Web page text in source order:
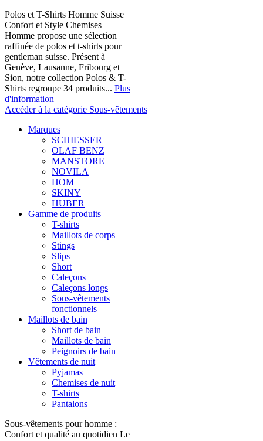
Polos et T-Shirts Homme Suisse |
Confort et Style Chemises
Homme propose une sélection
raffinée de polos et t-shirts pour
gentleman suisse. Présent à
Genève, Lausanne, Fribourg et
Sion, notre collection Polos & T-
Shirts regroupe 34 produits... Plus
d'information
Accéder à la catégorie Sous-vêtements
Marques
SCHIESSER
OLAF BENZ
MANSTORE
NOVILA
HOM
SKINY
HUBER
Gamme de produits
T-shirts
Maillots de corps
Stings
Slips
Short
Caleçons
Caleçons longs
Sous-vêtements
fonctionnels
Maillots de bain
Short de bain
Maillots de bain
Peignoirs de bain
Vêtements de nuit
Pyjamas
Chemises de nuit
T-shirts
Pantalons
Sous-vêtements pour homme :
Confort et qualité au quotidien Le